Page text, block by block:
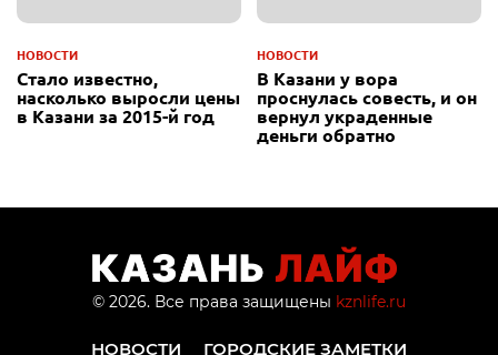
НОВОСТИ
Стало известно,
насколько выросли цены
в Казани за 2015-й год
НОВОСТИ
В Казани у вора
проснулась совесть, и он
вернул украденные
деньги обратно
© 2026. Все права защищены kznlife.ru
НОВОСТИ ГОРОДСКИЕ ЗАМЕТКИ